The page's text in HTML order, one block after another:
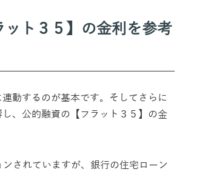
ト３５】の金利を参考
動するのが基本です。そしてさらに
、公的融資の【フラット３５】の金
されていますが、銀行の住宅ローン